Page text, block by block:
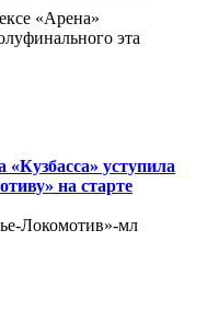
«Арена»
эта
уступила
на старте
Локомотив»-мл